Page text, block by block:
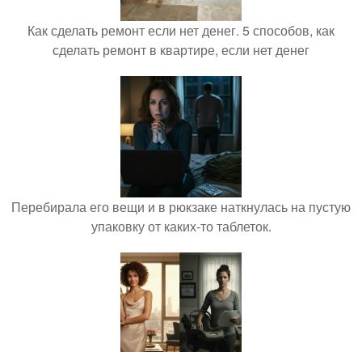
Как сделать ремонт если нет денег. 5 способов, как
сделать ремонт в квартире, если нет денег
Перебирала его вещи и в рюкзаке наткнулась на пустую
упаковку от каких-то таблеток.